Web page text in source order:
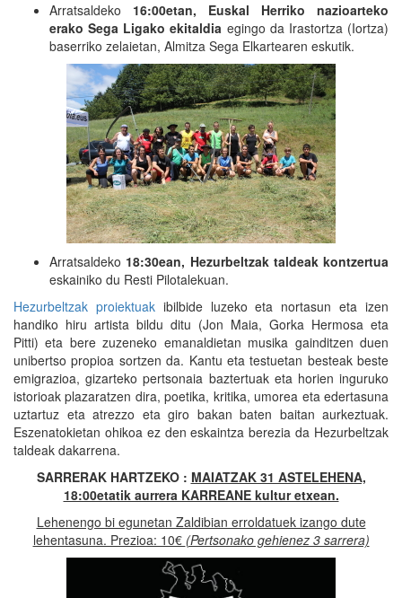
Arratsaldeko 16:00etan,
Euskal Herriko nazioarteko
erako Sega Ligako ekitaldia egingo da Irastortza (Iortza)
baserriko zelaietan, Almitza Sega Elkartearen eskutik.
Arratsaldeko 18:30ean, Hezurbeltzak taldeak kontzertua
eskainiko du Resti Pilotalekuan.
Hezurbeltzak proiektuakibilbide luzeko eta nortasun eta izen
handiko hiru artista bildu ditu (Jon Maia, Gorka Hermosa eta
Pitti) eta bere zuzeneko emanaldietan musika gainditzen duen
unibertso propioa sortzen da. Kantu eta testuetan besteak beste
emigrazioa, gizarteko pertsonaia baztertuak eta horien inguruko
istorioak plazaratzen dira, poetika, kritika, umorea eta edertasuna
uztartuz eta atrezzo eta giro bakan baten baitan aurkeztuak.
Eszenatokietan ohikoa ez den eskaintza berezia da Hezurbeltzak
taldeak dakarrena.
SARRERAK HARTZEKO : MAIATZAK 31 ASTELEHENA,
18:00etatik aurrera KARREANE kultur etxean.
Lehenengo bi egunetan Zaldibian erroldatuek izango dute
lehentasuna. Prezioa: 10€ (Pertsonako gehienez 3 sarrera)